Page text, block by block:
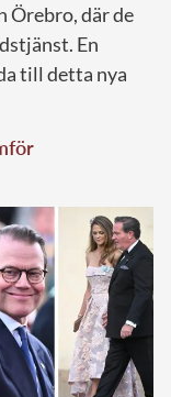
Örebro, där de
En
till detta nya